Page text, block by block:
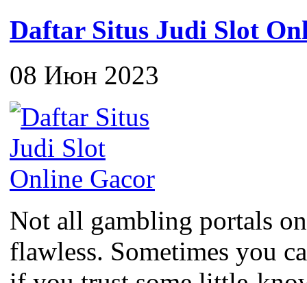
Daftar Situs Judi Slot
08 Июн 2023
Not all gambling portals
flawless. Sometimes you